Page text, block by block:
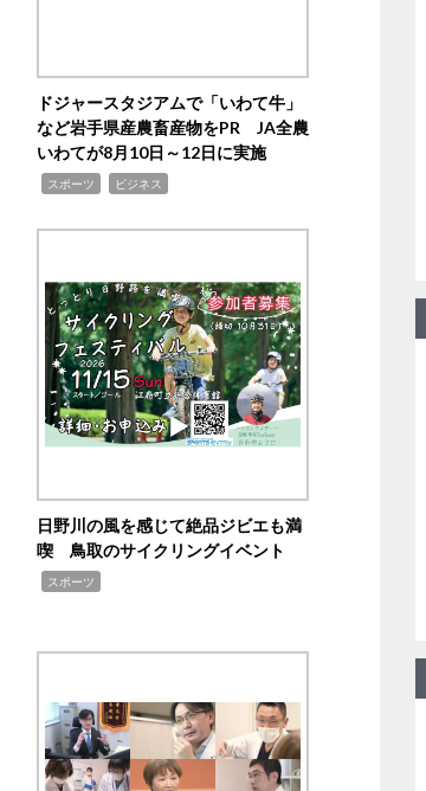
ドジャースタジアムで「いわて牛」
など岩手県産農畜産物をPR JA全農
いわてが8月10日～12日に実施
スポーツ ビジネス
日野川の風を感じて絶品ジビエも満
喫 鳥取のサイクリングイベント
スポーツ